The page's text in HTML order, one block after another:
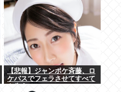
【悲報】ジャンポケ斉藤、ロ
ケバスでフェラさせてすべて